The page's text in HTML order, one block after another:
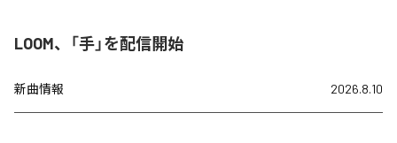
LOOM、「手」を配信開始
新曲情報 2026.8.10